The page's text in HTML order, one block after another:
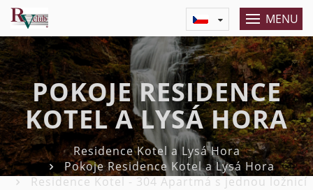
MENU
POKOJE RESIDENCE
KOTEL A LYSÁ HORA
Residence Kotel a Lysá Hora
Pokoje Residence Kotel a Lysá Hora
Residence Kotel - 304 Apartmá s jednou ložnicí